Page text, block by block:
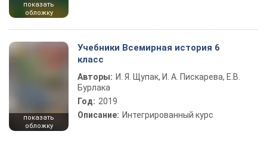
показать
обложку
показать
обложку
Учебники Всемирная история 6
класс
Авторы: И. Я. Щупак, И. А. Пискарева, Е.В.
Бурлака
Год: 2019
Описание: Интегрированный курс